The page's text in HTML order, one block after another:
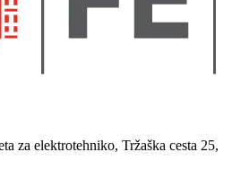
za elektrotehniko, Tržaška cesta 25,